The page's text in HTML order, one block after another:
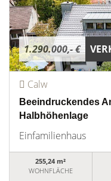
1.290.000,- €
Calw
Beeindruckendes
Halbhöhenlage
Einfamilienhaus
255,24 m²
WOHNFLÄCHE